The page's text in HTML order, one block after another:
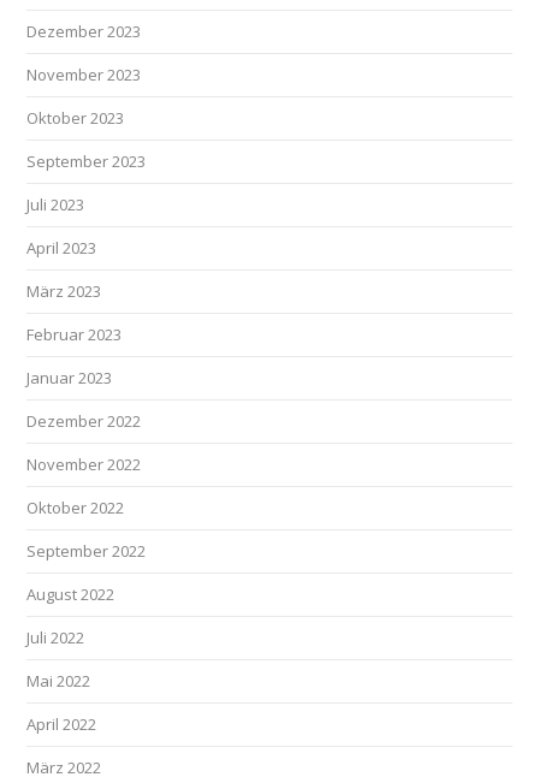
Dezember 2023
November 2023
Oktober 2023
September 2023
Juli 2023
April 2023
März 2023
Februar 2023
Januar 2023
Dezember 2022
November 2022
Oktober 2022
September 2022
August 2022
Juli 2022
Mai 2022
April 2022
März 2022